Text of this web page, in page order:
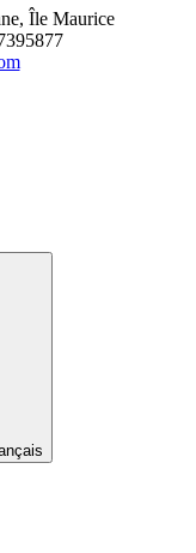
Île Maurice